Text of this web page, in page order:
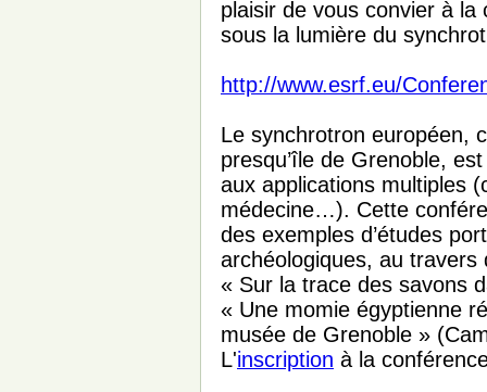
plaisir de vous convier à
sous la lumière du
http://www.esrf.eu/
Le synchrotron européen,
presqu’île de Grenoble,
aux applications multiples
médecine…). Cette
des exemples d’études
archéologiques, au
« Sur la trace des savons
« Une momie égyptienne
musée de Grenoble »
L'inscription à la